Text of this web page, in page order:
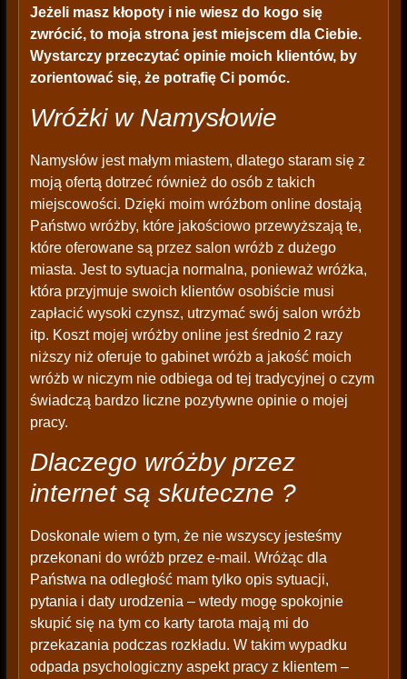
Jeżeli masz kłopoty i nie wiesz do kogo się
zwrócić, to moja strona jest miejscem dla Ciebie.
Wystarczy przeczytać opinie moich klientów, by
zorientować się, że potrafię Ci pomóc.
Wróżki w Namysłowie
Namysłów jest małym miastem, dlatego staram się z
moją ofertą dotrzeć również do osób z takich
miejscowości. Dzięki moim wróżbom online dostają
Państwo wróżby, które jakościowo przewyższają te,
które oferowane są przez salon wróżb z dużego
miasta. Jest to sytuacja normalna, ponieważ wróżka,
która przyjmuje swoich klientów osobiście musi
zapłacić wysoki czynsz, utrzymać swój salon wróżb
itp. Koszt mojej wróżby online jest średnio 2 razy
niższy niż oferuje to gabinet wróżb a jakość moich
wróżb w niczym nie odbiega od tej tradycyjnej o czym
świadczą bardzo liczne pozytywne opinie o mojej
pracy.
Dlaczego wróżby przez
internet są skuteczne ?
Doskonale wiem o tym, że nie wszyscy jesteśmy
przekonani do wróżb przez e-mail. Wróżąc dla
Państwa na odległość mam tylko opis sytuacji,
pytania i daty urodzenia – wtedy mogę spokojnie
skupić się na tym co karty tarota mają mi do
przekazania podczas rozkładu. W takim wypadku
odpada psychologiczny aspekt pracy z klientem –